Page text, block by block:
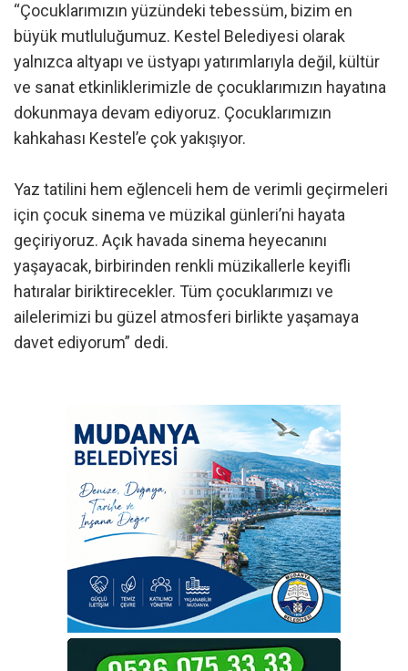
“Çocuklarımızın yüzündeki tebessüm, bizim en
büyük mutluluğumuz. Kestel Belediyesi olarak
yalnızca altyapı ve üstyapı yatırımlarıyla değil, kültür
ve sanat etkinliklerimizle de çocuklarımızın hayatına
dokunmaya devam ediyoruz. Çocuklarımızın
kahkahası Kestel’e çok yakışıyor.
Yaz tatilini hem eğlenceli hem de verimli geçirmeleri
için çocuk sinema ve müzikal günleri’ni hayata
geçiriyoruz. Açık havada sinema heyecanını
yaşayacak, birbirinden renkli müzikallerle keyifli
hatıralar biriktirecekler. Tüm çocuklarımızı ve
ailelerimizi bu güzel atmosferi birlikte yaşamaya
davet ediyorum” dedi.